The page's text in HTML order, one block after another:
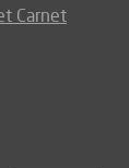
Carnet